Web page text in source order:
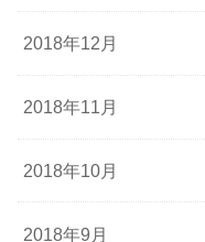
2018年12月
2018年11月
2018年10月
2018年9月